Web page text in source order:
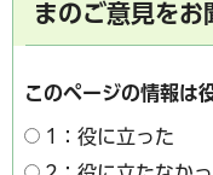
まのご意見をお
このページの情報は
1：役に立った